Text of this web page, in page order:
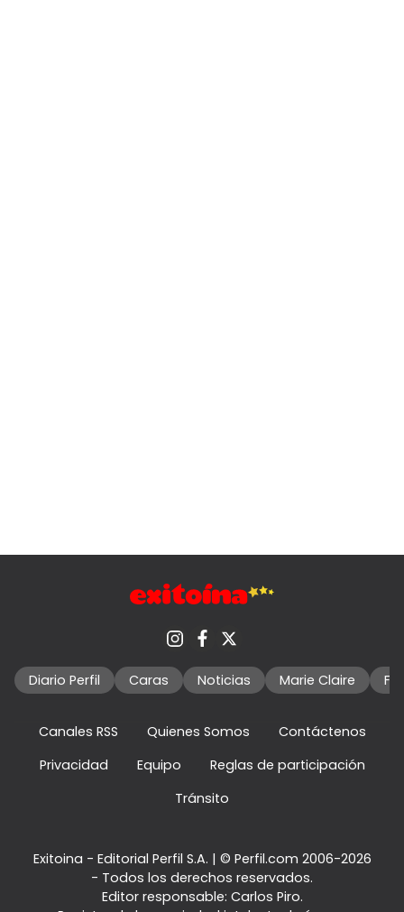
Diario Perfil Caras Noticias Marie Claire
Canales RSS Quienes Somos
Contáctenos
Privacidad
Equipo
Reglas de participación
Tránsito
Exitoina - Editorial Perfil S.A. | © Perfil.com 2006-2026
- Todos los derechos reservados.
Editor responsable: Carlos Piro.